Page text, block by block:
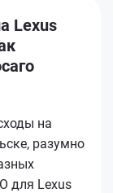
Lexus
на
разумно
для Lexus